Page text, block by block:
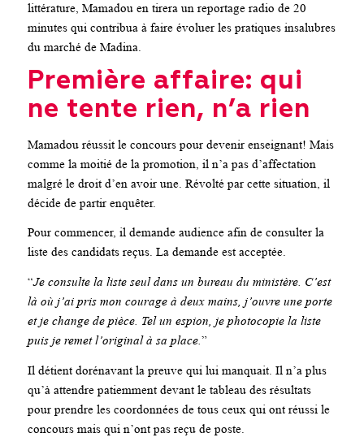
littérature, Mamadou en tirera un reportage radio de 20
minutes qui contribua à faire évoluer les pratiques insalubres
du marché de Madina.
Première affaire: qui
ne tente rien, n’a rien
Mamadou réussit le concours pour devenir enseignant! Mais
comme la moitié de la promotion, il n’a pas d’affectation
malgré le droit d’en avoir une. Révolté par cette situation, il
décide de partir enquêter.
Pour commencer, il demande audience afin de consulter la
liste des candidats reçus. La demande est acceptée.
“Je consulte la liste seul dans un bureau du ministère. C’est
là où j’ai pris mon courage à deux mains, j’ouvre une porte
et je change de pièce. Tel un espion, je photocopie la liste
puis je remet l’original à sa place. ”
Il détient dorénavant la preuve qui lui manquait. Il n’a plus
qu’à attendre patiemment devant le tableau des résultats
pour prendre les coordonnées de tous ceux qui ont réussi le
concours mais qui n’ont pas reçu de poste.